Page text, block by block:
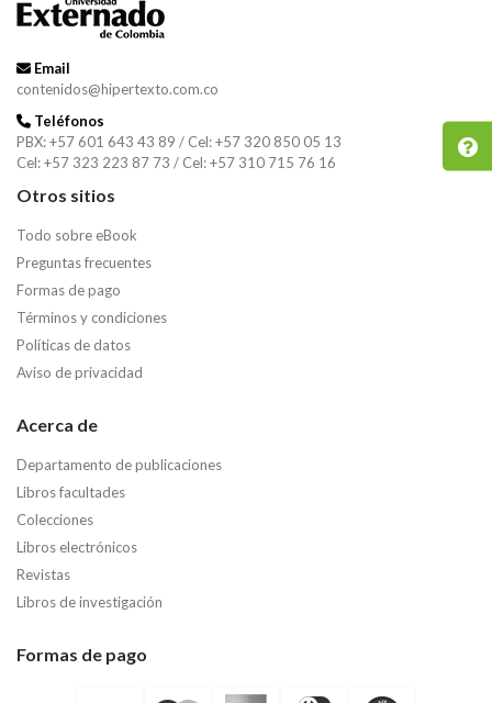
Email
contenidos@hipertexto.com.co
Teléfonos
PBX: +57 601 643 43 89 / Cel: +57 320 850 05 13
Cel: +57 323 223 87 73 / Cel: +57 310 715 76 16
Otros sitios
Todo sobre eBook
Preguntas frecuentes
Formas de pago
Términos y condiciones
Políticas de datos
Aviso de privacidad
Acerca de
Departamento de publicaciones
Libros facultades
Colecciones
Libros electrónicos
Revistas
Libros de investigación
Formas de pago